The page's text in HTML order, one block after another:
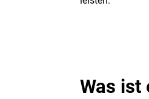
Was ist